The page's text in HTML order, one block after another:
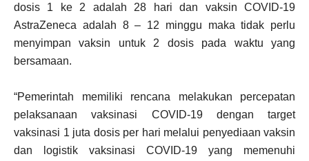
dosis 1 ke 2 adalah 28 hari dan vaksin COVID-19
AstraZeneca adalah 8 – 12 minggu maka tidak perlu
menyimpan vaksin untuk 2 dosis pada waktu yang
bersamaan.
“Pemerintah memiliki rencana melakukan percepatan
pelaksanaan vaksinasi COVID-19 dengan target
vaksinasi 1 juta dosis per hari melalui penyediaan vaksin
dan logistik vaksinasi COVID-19 yang memenuhi